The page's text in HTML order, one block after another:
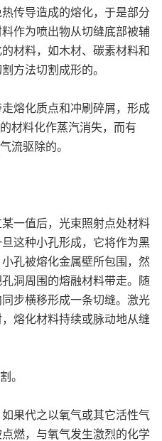
传导造成的熔化，于是部分
作为喷出物从切缝底部被辅
材料，如木材、碳素材料和
方法切割成形的。
熔化质点和冲刷碎屑，形成
材料化作蒸汽消失，而有
流驱除的。
一值后，光束照射点处材料
这种小孔形成，它将作为黑
孔被熔化金属壁所包围，然
洞周围的熔融材料带走。随
步横移形成一条切缝。激光
熔化材料持续或脉动地从缝
。
果代之以氧气或其它活性气
燃，与氧气发生激烈的化学